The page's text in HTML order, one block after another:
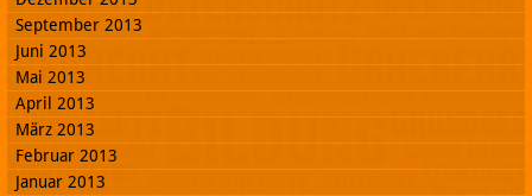
September 2013
Juni 2013
Mai 2013
April 2013
März 2013
Februar 2013
Januar 2013